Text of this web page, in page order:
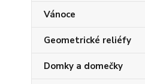
Vánoce
Geometrické reliéfy
Domky a domečky